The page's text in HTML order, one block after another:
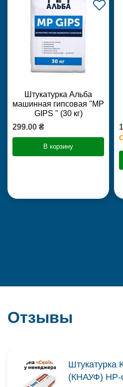
Штукатурка Альба
машинная гипсовая "MP
GIPS " (30 кг)
299.00 ₴
В корзину
Отзывы
Штукатурка
(КНАУФ) НР-